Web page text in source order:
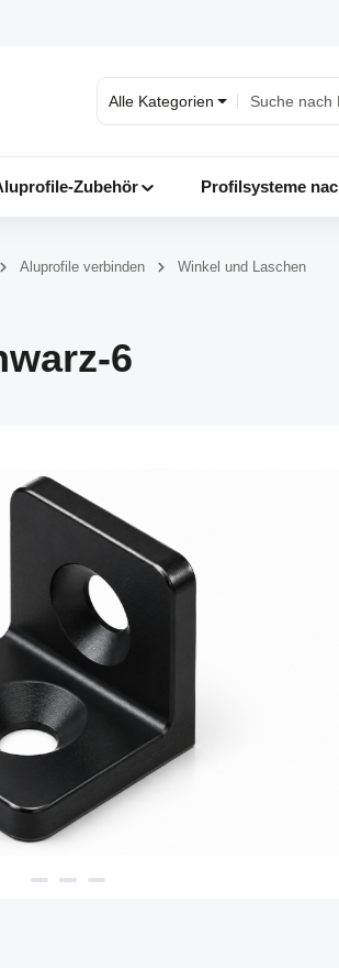
Alle Kategorien
Zubehör Profilsysteme
Aluprofile verbinden Winkel und Laschen
6